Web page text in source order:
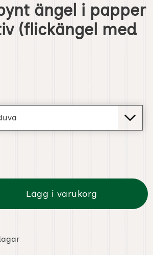
ängel i papper
(flickängel med
Lägg i varukorg